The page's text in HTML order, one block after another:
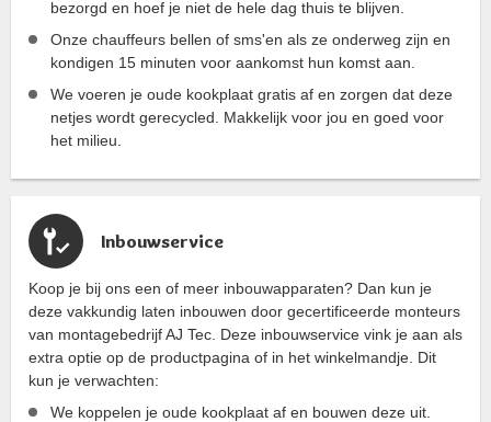
bezorgd en hoef je niet de hele dag thuis te blijven.
Onze chauffeurs bellen of sms'en als ze onderweg zijn en
kondigen 15 minuten voor aankomst hun komst aan.
We voeren je oude kookplaat gratis af en zorgen dat deze
netjes wordt gerecycled. Makkelijk voor jou en goed voor
het milieu.
Inbouwservice
Koop je bij ons een of meer inbouwapparaten? Dan kun je
deze vakkundig laten inbouwen door gecertificeerde monteurs
van montagebedrijf AJ Tec. Deze inbouwservice vink je aan als
extra optie op de productpagina of in het winkelmandje. Dit
kun je verwachten:
We koppelen je oude kookplaat af en bouwen deze uit.